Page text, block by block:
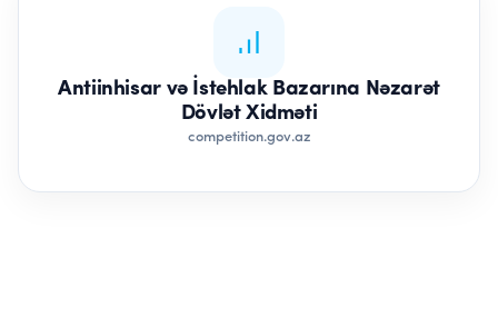
Antiinhisar və İstehlak Bazarına Nəzarət
Dövlət Xidməti
competition.gov.az